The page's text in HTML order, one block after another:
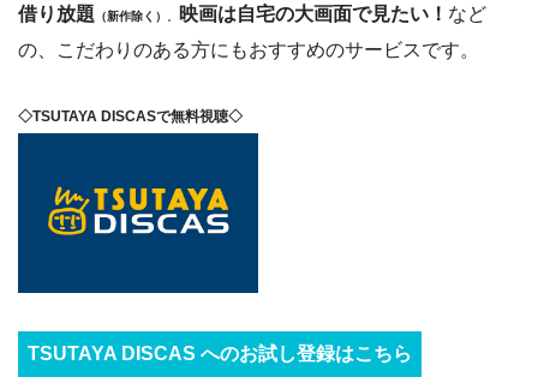
借り放題 （新作除く） 映画は自宅の大画面で見たい！ など
の、こだわりのある方にもおすすめのサービスです。
◇TSUTAYA DISCASで無料視聴◇
TSUTAYA DISCAS へのお試し登録はこちら